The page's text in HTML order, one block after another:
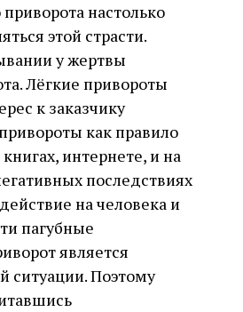
настолько
этой страсти.
у жертвы
Лёгкие привороты
к заказчику
как правило
интернете, и на
последствиях
на человека и
пагубные
является
Поэтому